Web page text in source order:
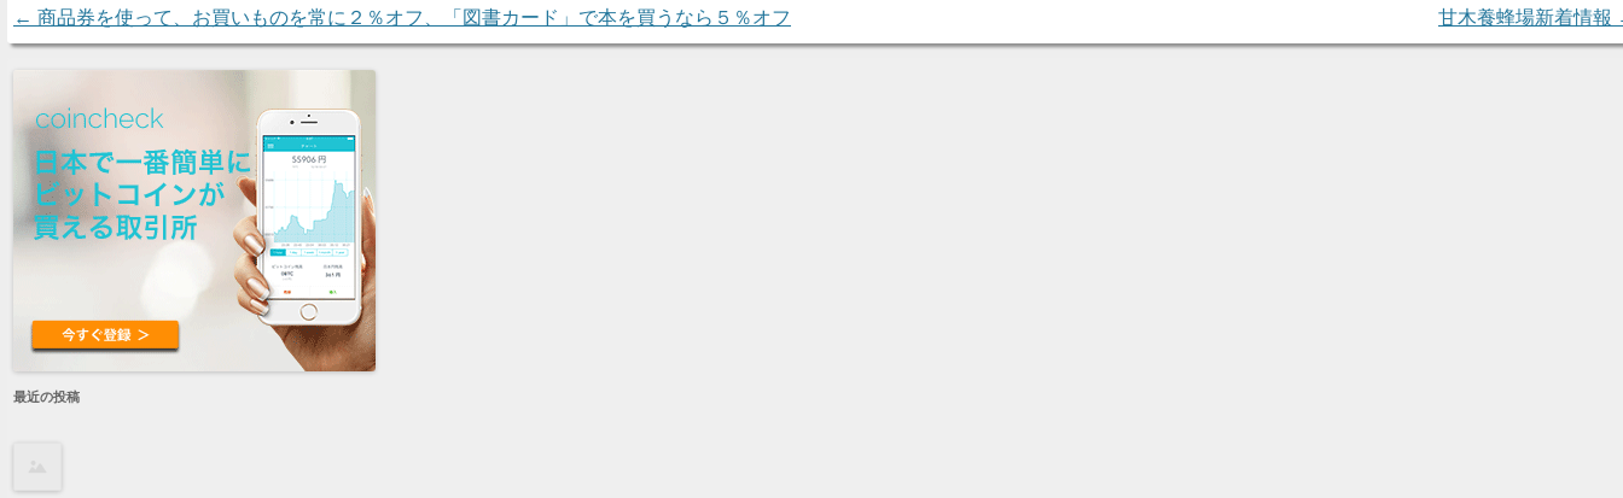
Post navigation
← 商品券を使って、お買いものを常に２％オフ、「図書カード」で本を買うなら５％オフ 甘木養蜂場新着情報
最近の投稿